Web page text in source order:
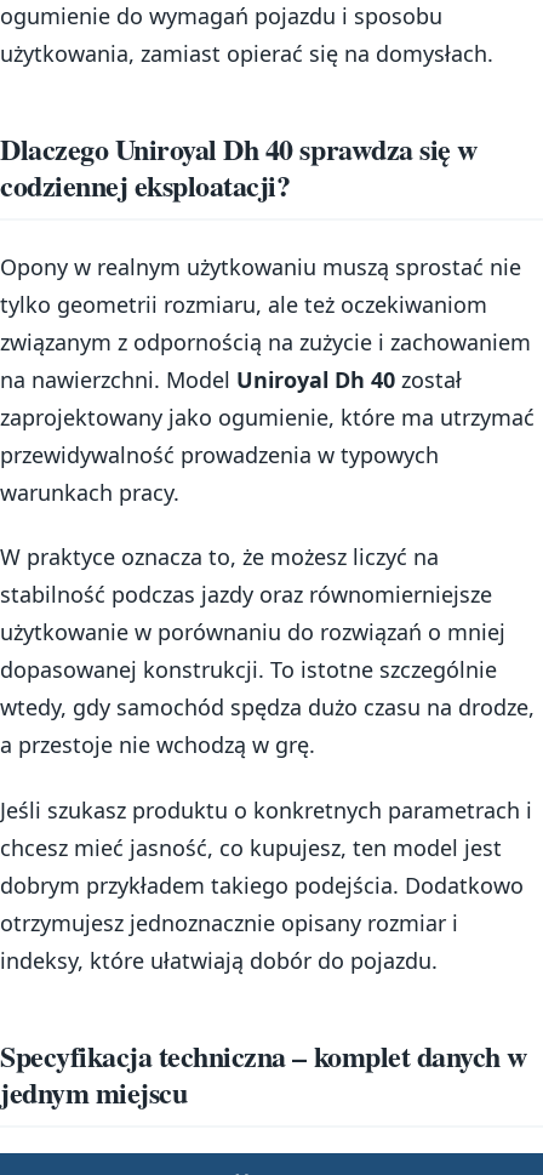
ogumienie do wymagań pojazdu i sposobu
użytkowania, zamiast opierać się na domysłach.
Dlaczego Uniroyal Dh 40 sprawdza się w
codziennej eksploatacji?
Opony w realnym użytkowaniu muszą sprostać nie
tylko geometrii rozmiaru, ale też oczekiwaniom
związanym z odpornością na zużycie i zachowaniem
na nawierzchni. Model Uniroyal Dh 40 został
zaprojektowany jako ogumienie, które ma utrzymać
przewidywalność prowadzenia w typowych
warunkach pracy.
W praktyce oznacza to, że możesz liczyć na
stabilność podczas jazdy oraz równomierniejsze
użytkowanie w porównaniu do rozwiązań o mniej
dopasowanej konstrukcji. To istotne szczególnie
wtedy, gdy samochód spędza dużo czasu na drodze,
a przestoje nie wchodzą w grę.
Jeśli szukasz produktu o konkretnych parametrach i
chcesz mieć jasność, co kupujesz, ten model jest
dobrym przykładem takiego podejścia. Dodatkowo
otrzymujesz jednoznacznie opisany rozmiar i
indeksy, które ułatwiają dobór do pojazdu.
Specyfikacja techniczna – komplet danych w
jednym miejscu